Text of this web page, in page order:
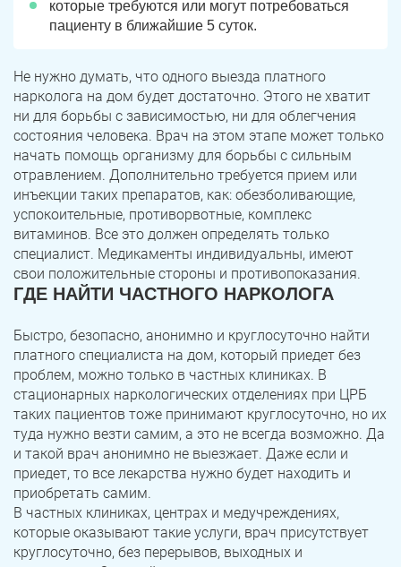
которые требуются или могут потребоваться
пациенту в ближайшие 5 суток.
Не нужно думать, что одного выезда платного
нарколога на дом будет достаточно. Этого не хватит
ни для борьбы с зависимостью, ни для облегчения
состояния человека. Врач на этом этапе может только
начать помощь организму для борьбы с сильным
отравлением. Дополнительно требуется прием или
инъекции таких препаратов, как: обезболивающие,
успокоительные, противорвотные, комплекс
витаминов. Все это должен определять только
специалист. Медикаменты индивидуальны, имеют
свои положительные стороны и противопоказания.
ГДЕ НАЙТИ ЧАСТНОГО НАРКОЛОГА
Быстро, безопасно, анонимно и круглосуточно найти
платного специалиста на дом, который приедет без
проблем, можно только в частных клиниках. В
стационарных наркологических отделениях при ЦРБ
таких пациентов тоже принимают круглосуточно, но их
туда нужно везти самим, а это не всегда возможно. Да
и такой врач анонимно не выезжает. Даже если и
приедет, то все лекарства нужно будет находить и
приобретать самим.
В частных клиниках, центрах и медучреждениях,
которые оказывают такие услуги, врач присутствует
круглосуточно, без перерывов, выходных и
ПОЛУЧИТЬ ПОМОЩЬ
ЗАДАТЬ ВОПРОС
ПОЛУЧИТЬ ПОМОЩЬ
ПОЛУЧИТЬ ПОМОЩЬ
Касли Роза
Челябинск Сим
Красногорский Нязепетровск
Первомайский Карабаш
Юрюзань Верхнеуральск
Локомотивный Миньяр